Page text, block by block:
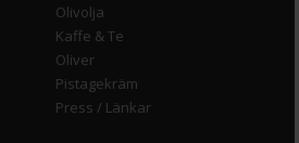
Olivolja
Kaffe & Te
Oliver
Pistagekräm
Press / Länkar